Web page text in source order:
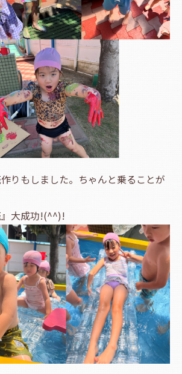
りもしました。ちゃんと乗ることが
』大成功!(^^)!